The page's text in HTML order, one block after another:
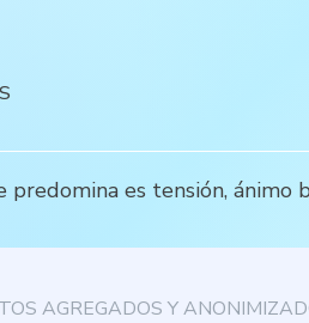
es tensión,
AGREGADOS Y